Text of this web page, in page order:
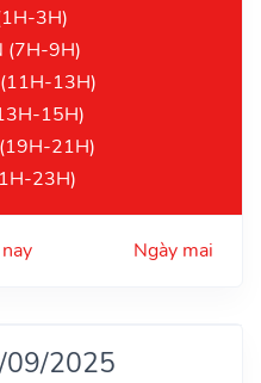
3H)
(7H-9H)
13H)
15H)
21H)
23H)
Ngày mai
09/2025